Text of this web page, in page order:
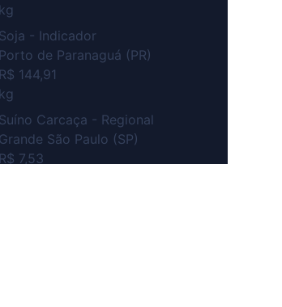
kg
Soja - Indicador
Porto de Paranaguá (PR)
R$ 144,91
kg
Suíno Carcaça - Regional
Grande São Paulo (SP)
R$ 7,53